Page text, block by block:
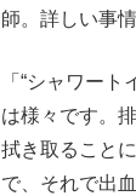
師。詳しい事
「“シャワー
は様々です。
拭き取ること
で、それで出